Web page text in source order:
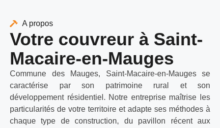
A propos
Votre couvreur à Saint-
Macaire-en-Mauges
Commune des Mauges, Saint-Macaire-en-Mauges se
caractérise par son patrimoine rural et son
développement résidentiel. Notre entreprise maîtrise les
particularités de votre territoire et adapte ses méthodes à
chaque type de construction, du pavillon récent aux